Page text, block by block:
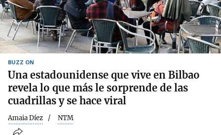
BUZZ ON
Una estadounidense que vive en Bilbao
revela lo que más le sorprende de las
cuadrillas y se hace viral
Amaia Díez NTM